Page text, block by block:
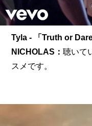
Tyla - 「Truth or Dare
NICHOLAS：聴いて
スメです。